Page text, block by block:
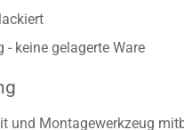
- keine gelagerte Ware
und Montagewerkzeug